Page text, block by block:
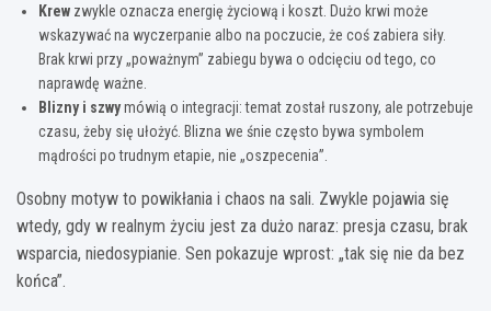
Krew zwykle oznacza energię życiową i koszt. Dużo krwi może
wskazywać na wyczerpanie albo na poczucie, że coś zabiera siły.
Brak krwi przy „poważnym” zabiegu bywa o odcięciu od tego, co
naprawdę ważne.
Blizny i szwymówią o integracji: temat został ruszony, ale potrzebuje
czasu, żeby się ułożyć. Blizna we śnie często bywa symbolem
mądrości po trudnym etapie, nie „oszpecenia”.
Osobny motyw to powikłania i chaos na sali. Zwykle pojawia się
wtedy, gdy w realnym życiu jest za dużo naraz: presja czasu, brak
wsparcia, niedosypianie. Sen pokazuje wprost: „tak się nie da bez
końca”.